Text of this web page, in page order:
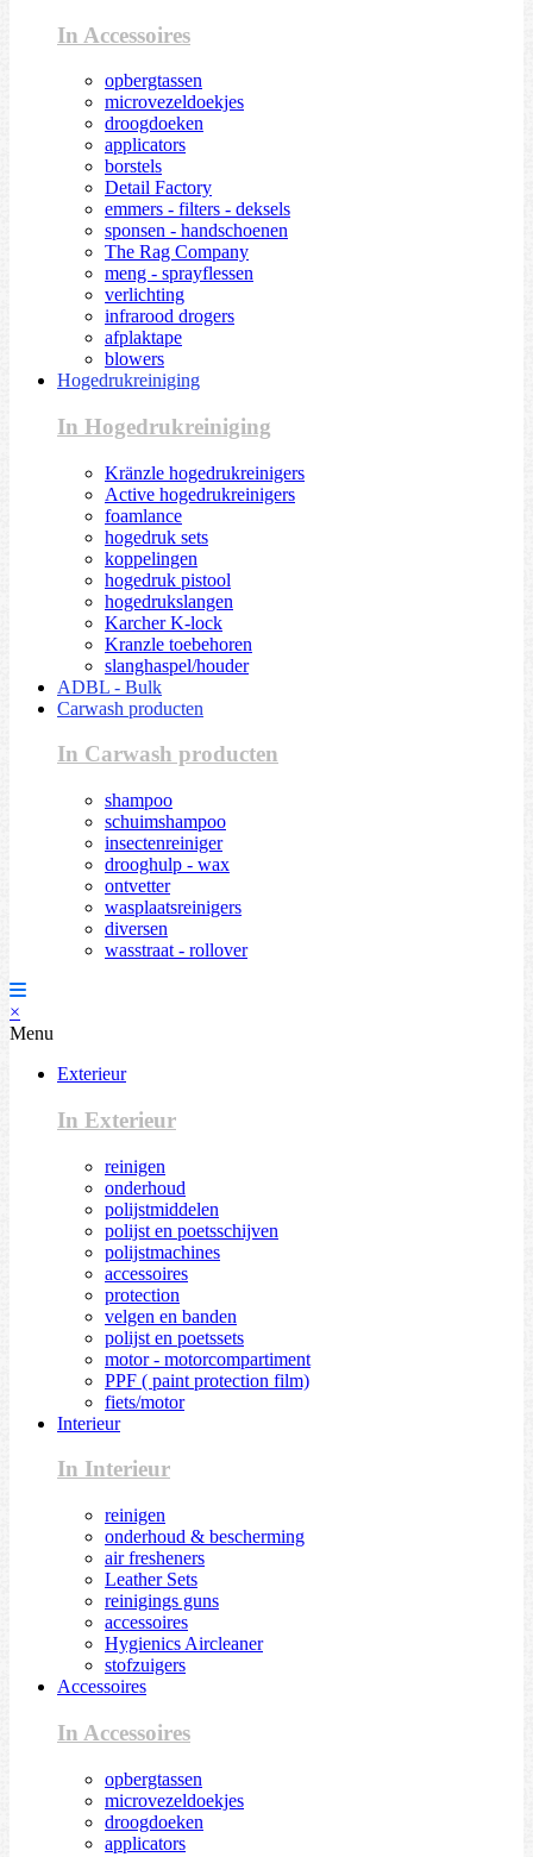
In Accessoires
opbergtassen
microvezeldoekjes
droogdoeken
applicators
borstels
Detail Factory
emmers - filters - deksels
sponsen - handschoenen
The Rag Company
meng - sprayflessen
verlichting
infrarood drogers
afplaktape
blowers
Hogedrukreiniging
In Hogedrukreiniging
Kränzle hogedrukreinigers
Active hogedrukreinigers
foamlance
hogedruk sets
koppelingen
hogedruk pistool
hogedrukslangen
Karcher K-lock
Kranzle toebehoren
slanghaspel/houder
ADBL - Bulk
Carwash producten
In Carwash producten
shampoo
schuimshampoo
insectenreiniger
drooghulp - wax
ontvetter
wasplaatsreinigers
diversen
wasstraat - rollover
×
Menu
Exterieur
In Exterieur
reinigen
onderhoud
polijstmiddelen
polijst en poetsschijven
polijstmachines
accessoires
protection
velgen en banden
polijst en poetssets
motor - motorcompartiment
PPF ( paint protection film)
fiets/motor
Interieur
In Interieur
reinigen
onderhoud & bescherming
air fresheners
Leather Sets
reinigings guns
accessoires
Hygienics Aircleaner
stofzuigers
Accessoires
In Accessoires
opbergtassen
microvezeldoekjes
droogdoeken
applicators